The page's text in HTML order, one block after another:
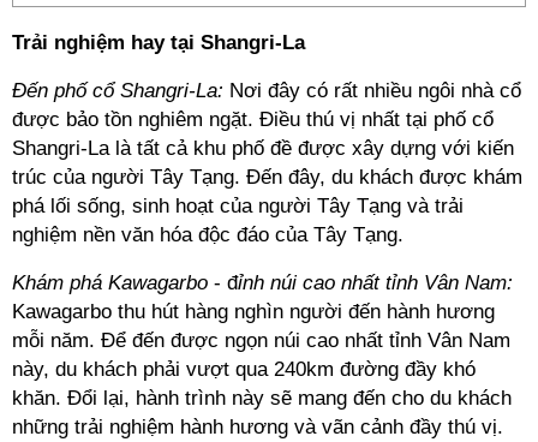
Trải nghiệm hay tại Shangri-La
Đến phố cổ Shangri-La: Nơi đây có rất nhiều ngôi nhà cổ
được bảo tồn nghiêm ngặt. Điều thú vị nhất tại phố cổ
Shangri-La là tất cả khu phố đề được xây dựng với kiến
trúc của người Tây Tạng. Đến đây, du khách được khám
phá lối sống, sinh hoạt của người Tây Tạng và trải
nghiệm nền văn hóa độc đáo của Tây Tạng.
Khám phá Kawagarbo - đỉnh núi cao nhất tỉnh Vân Nam:
Kawagarbo thu hút hàng nghìn người đến hành hương
mỗi năm. Để đến được ngọn núi cao nhất tỉnh Vân Nam
này, du khách phải vượt qua 240km đường đầy khó
khăn. Đổi lại, hành trình này sẽ mang đến cho du khách
những trải nghiệm hành hương và vãn cảnh đầy thú vị.